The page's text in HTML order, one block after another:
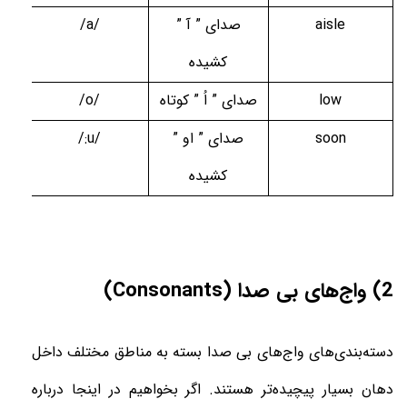
aisle
صدای ” آ ”
کشیده
/a/
low صدای ” اُ ” کوتاه
/o/
soon
صدای ” او ”
کشیده
/:u/
2) واج‌های بی صدا (Consonants)
دسته‌بندی‌های واج‌های بی صدا بسته به مناطق مختلف داخل
دهان بسیار پیچیده‌تر هستند. اگر بخواهیم در اینجا درباره